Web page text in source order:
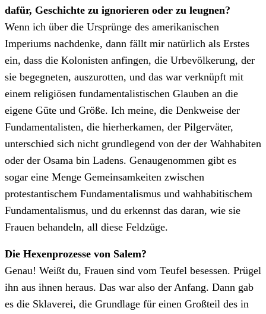
dafür, Geschichte zu ignorieren oder zu leugnen?
Wenn ich über die Ursprünge des amerikanischen
Imperiums nachdenke, dann fällt mir natürlich als Erstes
ein, dass die Kolonisten anfingen, die Urbevölkerung, der
sie begegneten, auszurotten, und das war verknüpft mit
einem religiösen fundamentalistischen Glauben an die
eigene Güte und Größe. Ich meine, die Denkweise der
Fundamentalisten, die hierherkamen, der Pilgerväter,
unterschied sich nicht grundlegend von der der Wahhabiten
oder der Osama bin Ladens. Genaugenommen gibt es
sogar eine Menge Gemeinsamkeiten zwischen
protestantischem Fundamentalismus und wahhabitischem
Fundamentalismus, und du erkennst das daran, wie sie
Frauen behandeln, all diese Feldzüge.
Die Hexenprozesse von Salem?
Genau! Weißt du, Frauen sind vom Teufel besessen. Prügel
ihn aus ihnen heraus. Das war also der Anfang. Dann gab
es die Sklaverei, die Grundlage für einen Großteil des in